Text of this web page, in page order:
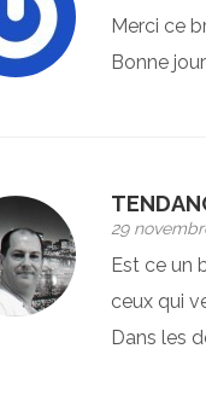
Merci ce
Bonne
29
Est ce un
ceux qui
Dans les